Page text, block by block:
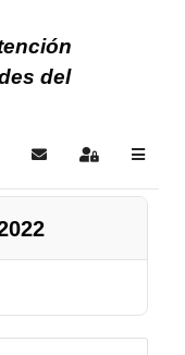
del
Subscribe to blog
Sign In